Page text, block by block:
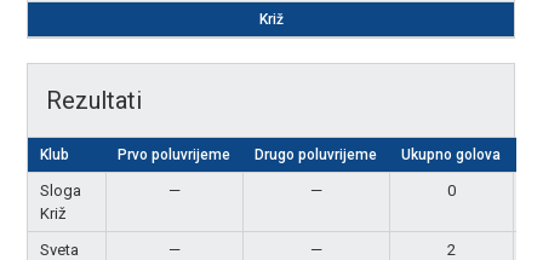
Križ
Rezultati
Klub Prvo poluvrijeme Drugo poluvrijeme Ukupno golova
Sloga
Križ
— — 0
Sveta
— — 2